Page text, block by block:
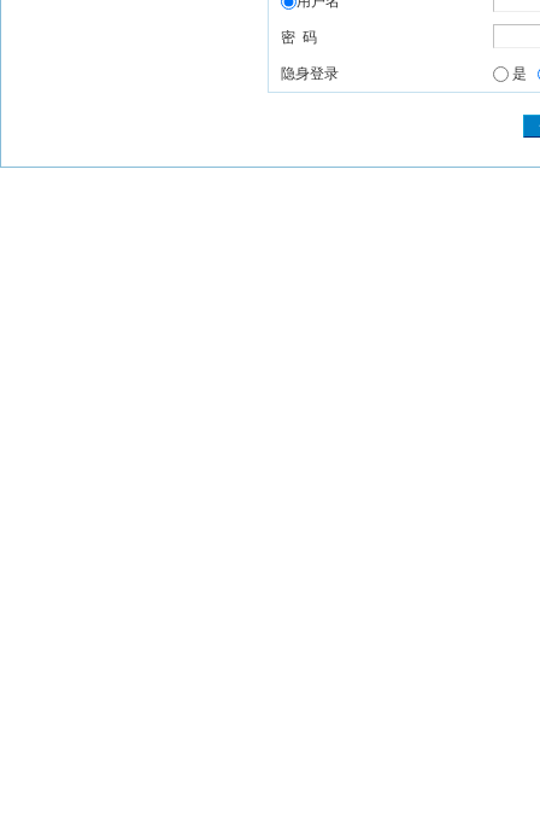
密 码
隐身登录 是